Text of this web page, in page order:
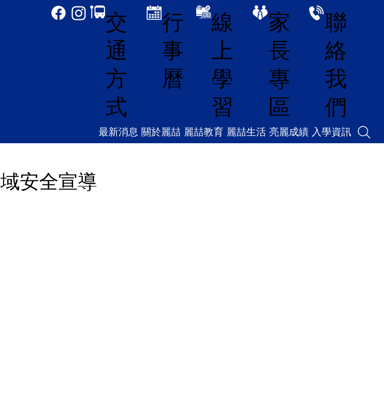
交
通
方
式
行
事
曆
線
上
學
習
家
長
專
區
聯
絡
我
們
最新消息 關於麗喆 麗喆教育 麗喆生活 亮麗成績 入學資訊
安全宣導